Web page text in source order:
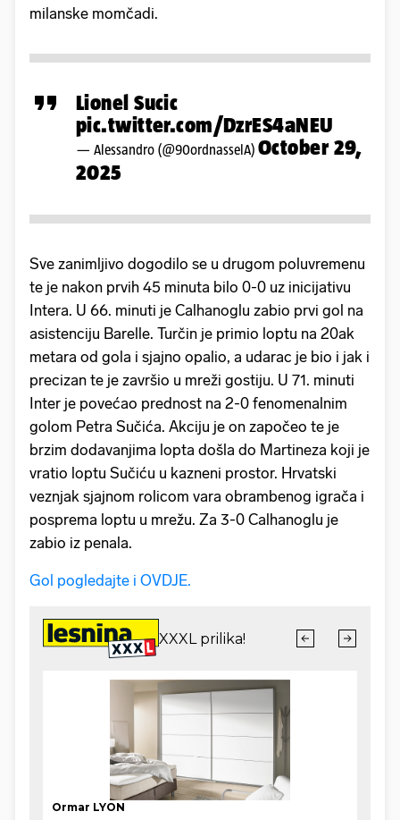
milanske momčadi.
Lionel Sucic
pic.twitter.com/DzrES4aNEU
— Alessandro (@90ordnasselA) October 29,
2025
Sve zanimljivo dogodilo se u drugom poluvremenu
te je nakon prvih 45 minuta bilo 0-0 uz inicijativu
Intera. U 66. minuti je Calhanoglu zabio prvi gol na
asistenciju Barelle. Turčin je primio loptu na 20ak
metara od gola i sjajno opalio, a udarac je bio i jak i
precizan te je završio u mreži gostiju. U 71. minuti
Inter je povećao prednost na 2-0 fenomenalnim
golom Petra Sučića. Akciju je on započeo te je
brzim dodavanjima lopta došla do Martineza koji je
vratio loptu Sučiću u kazneni prostor. Hrvatski
veznjak sjajnom rolicom vara obrambenog igrača i
posprema loptu u mrežu. Za 3-0 Calhanoglu je
zabio iz penala.
Gol pogledajte i OVDJE.